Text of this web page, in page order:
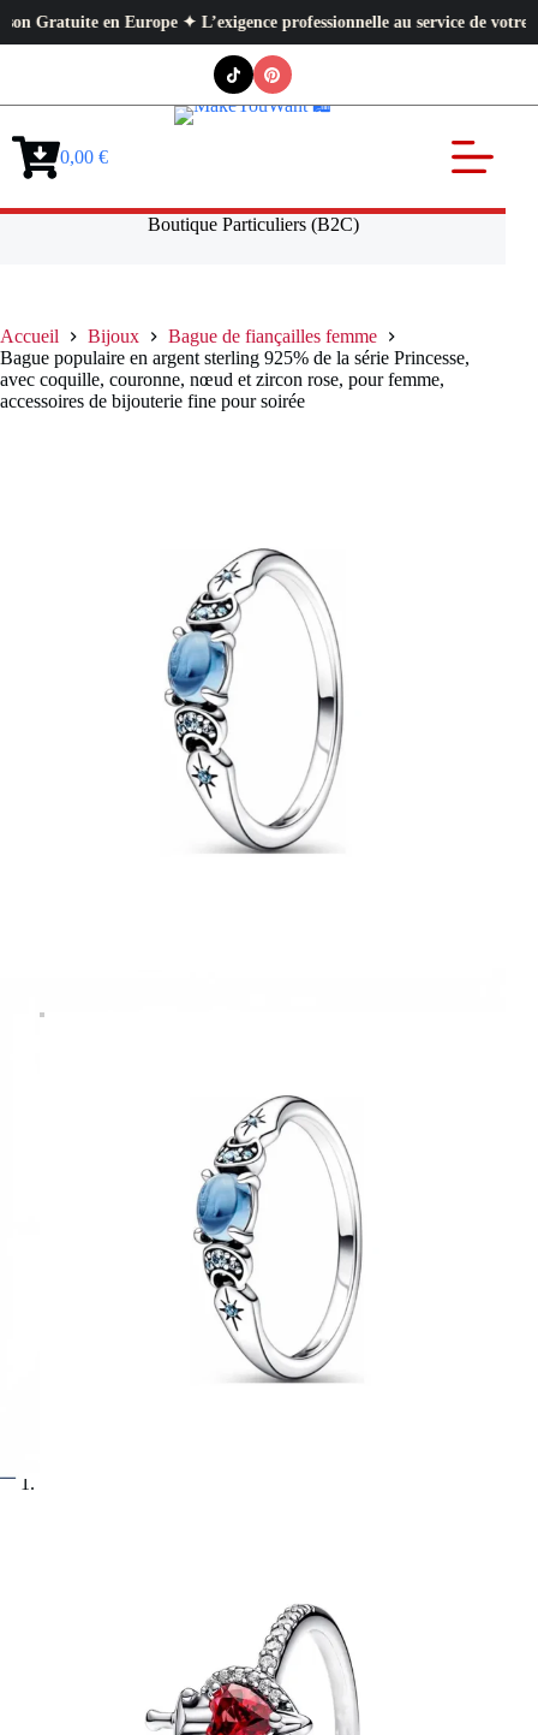
en Europe ✦ L’exigence professionnelle au service de votre
Panier0,00 €
Boutique Particuliers (B2C)
Accueil Bijoux
Bague de fiançailles femme
Bague populaire en argent sterling 925% de la série Princesse,
avec coquille, couronne, nœud et zircon rose, pour femme,
accessoires de bijouterie fine pour soirée